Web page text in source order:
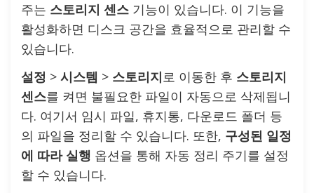
주는 스토리지 센스 기능이 있습니다. 이 기능을
활성화하면 디스크 공간을 효율적으로 관리할 수
있습니다.
설정 > 시스템 > 스토리지로 이동한 후 스토리지
센스를 켜면 불필요한 파일이 자동으로 삭제됩니
다. 여기서 임시 파일, 휴지통, 다운로드 폴더 등
의 파일을 정리할 수 있습니다. 또한, 구성된 일정
에 따라 실행 옵션을 통해 자동 정리 주기를 설정
할 수 있습니다.